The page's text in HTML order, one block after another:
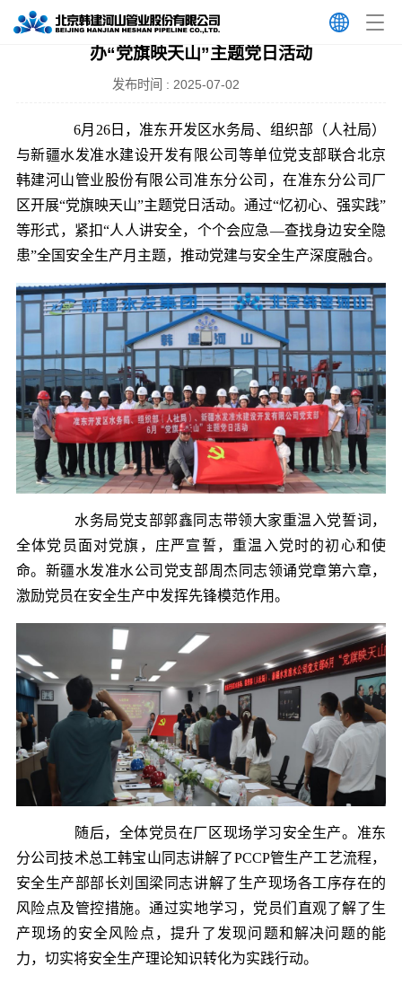
新疆准东开发区携手韩建河山准东分公司联合举
办“党旗映天山”主题党日活动
发布时间 : 2025-07-02
6月26日，准东开发区水务局、组织部（人社局）
与新疆水发准水建设开发有限公司等单位党支部联合北京
韩建河山管业股份有限公司准东分公司，在准东分公司厂
区开展“党旗映天山”主题党日活动。通过“忆初心、强实践”
等形式，紧扣“人人讲安全，个个会应急—查找身边安全隐
患”全国安全生产月主题，推动党建与安全生产深度融合。
水务局党支部郭鑫同志带领大家重温入党誓词，
全体党员面对党旗，庄严宣誓，重温入党时的初心和使
命。新疆水发准水公司党支部周杰同志领诵党章第六章，
激励党员在安全生产中发挥先锋模范作用。
随后，全体党员在厂区现场学习安全生产。准东
分公司技术总工韩宝山同志讲解了PCCP管生产工艺流程，
安全生产部部长刘国梁同志讲解了生产现场各工序存在的
风险点及管控措施。通过实地学习，党员们直观了解了生
产现场的安全风险点，提升了发现问题和解决问题的能
力，切实将安全生产理论知识转化为实践行动。